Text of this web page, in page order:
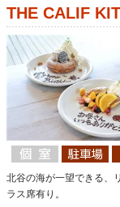
THE CALIF
北谷の海が一望できる、
ラス席有り。